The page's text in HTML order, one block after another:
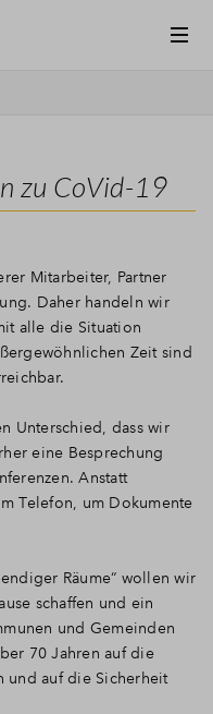
zu CoVid-19
Mitarbeiter, Partner
Daher handeln wir
alle die Situation
Zeit sind
Unterschied, dass wir
eine Besprechung
Anstatt
Telefon, um Dokumente
Räume“ wollen wir
schaffen und ein
und Gemeinden
70 Jahren auf die
und auf die Sicherheit